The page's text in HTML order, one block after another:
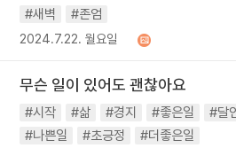
#새벽
#존엄
2024.7.22. 월요일
무슨 일이 있어도 괜찮아요
#시작 #삶 #경지 #좋은일 #달
#나쁜일
#초긍정 #더좋은일